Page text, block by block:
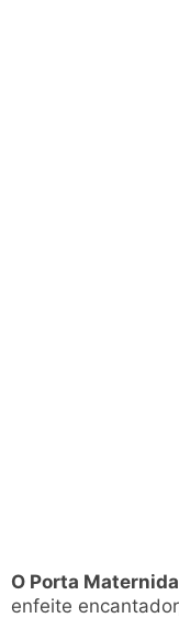
O Porta
enfeite